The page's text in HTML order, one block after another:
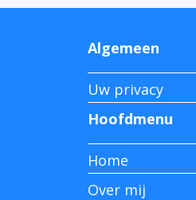
Algemeen
Uw privacy
Hoofdmenu
Home
Over mij